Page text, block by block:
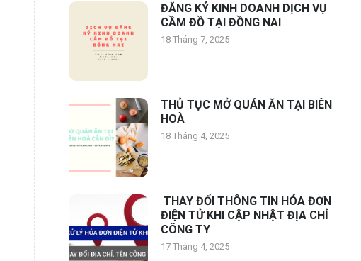
ĐĂNG KÝ KINH DOANH DỊCH VỤ
CẦM ĐỒ TẠI ĐỒNG NAI
18 Tháng 7, 2025
THỦ TỤC MỞ QUÁN ĂN TẠI BIÊN
HOÀ
18 Tháng 4, 2025
THAY ĐỔI THÔNG TIN HÓA ĐƠN
ĐIỆN TỬ KHI CẬP NHẬT ĐỊA CHỈ
CÔNG TY
17 Tháng 4, 2025